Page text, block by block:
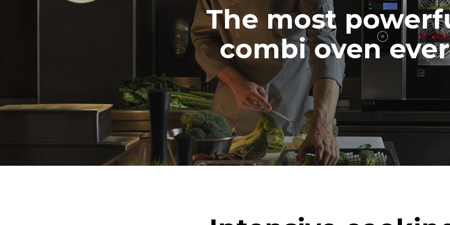
wöchentlicher Reinigungsprogramm-Nutzung (42
Wochen/Jahr):
1 Langwaschprogramm
1 Mediumwaschprogramm
The most
combi oven